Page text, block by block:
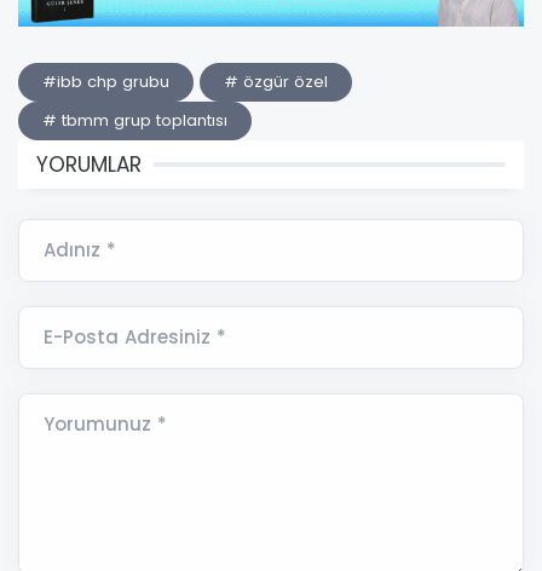
#ibb chp grubu
# özgür özel
# tbmm grup toplantısı
YORUMLAR
Adınız *
E-Posta Adresiniz *
Yorumunuz *